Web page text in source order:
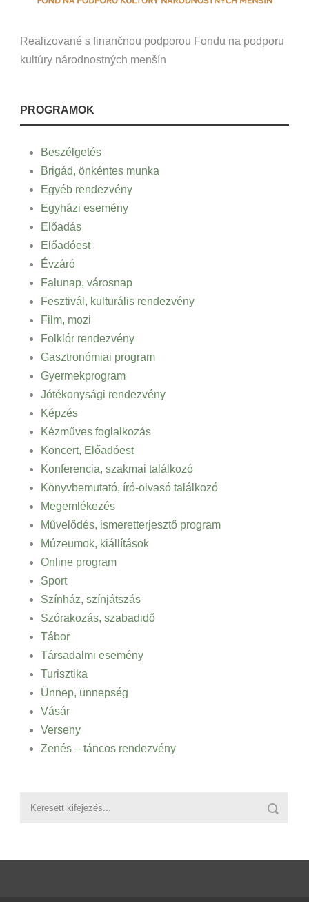
Realizované s finančnou podporou Fondu na podporu
kultúry národnostných menšín
PROGRAMOK
Beszélgetés
Brigád, önkéntes munka
Egyéb rendezvény
Egyházi esemény
Előadás
Előadóest
Évzáró
Falunap, városnap
Fesztivál, kulturális rendezvény
Film, mozi
Folklór rendezvény
Gasztronómiai program
Gyermekprogram
Jótékonysági rendezvény
Képzés
Kézműves foglalkozás
Koncert, Előadóest
Konferencia, szakmai találkozó
Könyvbemutató, író-olvasó találkozó
Megemlékezés
Művelődés, ismeretterjesztő program
Múzeumok, kiállítások
Online program
Sport
Színház, színjátszás
Szórakozás, szabadidő
Tábor
Társadalmi esemény
Turisztika
Ünnep, ünnepség
Vásár
Verseny
Zenés – táncos rendezvény